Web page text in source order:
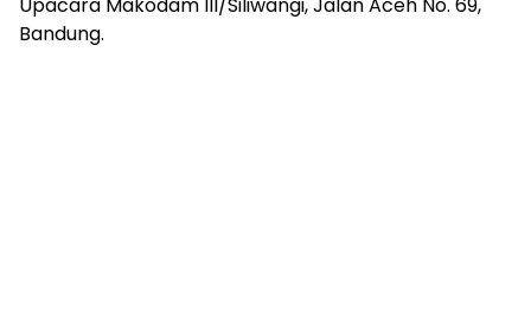
Bandung.